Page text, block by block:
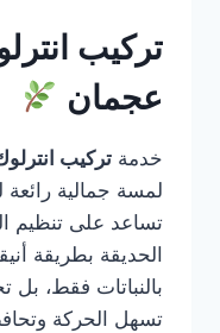
تركيب
عجمان
خدمة تركيب
لمسة جمالية رائعة
تساعد على تنظيم
الحديقة بطريقة
بالنباتات فقط،
تسهل الحركة